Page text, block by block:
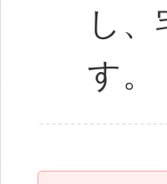
し
す。